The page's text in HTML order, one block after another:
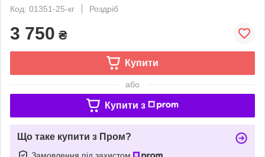
Код: 01351-25-кг
Роздріб
3 750 ₴
Купити
або
Купити з
Що таке купити з Пром?
Замовлення під захистом